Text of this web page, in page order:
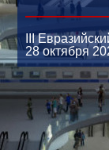
III
28 октября